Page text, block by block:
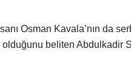
Osman Kavala’nın da
olduğunu beliten Abdulkadir